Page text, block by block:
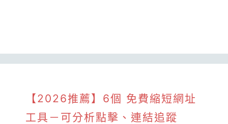
【2026推薦】6個 免費縮短網址
工具－可分析點擊、連結追蹤